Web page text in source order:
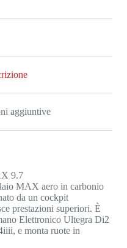
aggiuntive
9.7
MAX aero in carbonio
da un cockpit
prestazioni superiori. È
Elettronico Ultegra Di2
e monta ruote in